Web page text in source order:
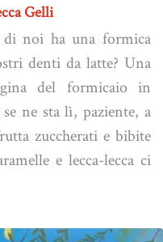
Gelli
di noi ha una formica
denti da latte? Una
del formicaio in
ne sta lì, paziente, a
zuccherati e bibite
e lecca-lecca ci